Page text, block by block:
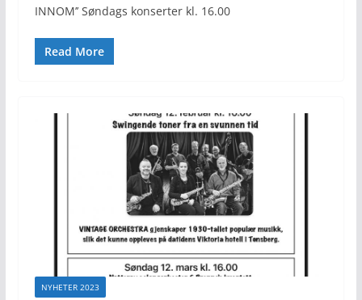
INNOM’’ Søndags konserter kl. 16.00
Read More
NYHETER 2023